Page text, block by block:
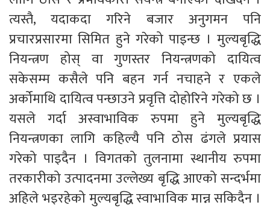
त्यस्तै, यदाकदा गरिने बजार अनुगमन पनि
प्रचारप्रसारमा सिमित हुने गरेको पाइन्छ । मुल्यबृद्धि
नियन्त्रण होस् वा गुणस्तर नियन्त्रणको दायित्व
सकेसम्म कसैले पनि बहन गर्न नचाहने र एकले
अर्कोमाथि दायित्व पन्छाउने प्रवृत्ति दोहोरिने गरेको छ ।
यसले गर्दा अस्वाभाविक रुपमा हुने मुल्यबृद्धि
नियन्त्रणका लागि कहिल्यै पनि ठोस ढंगले प्रयास
गरेको पाइदैन । विगतको तुलनामा स्थानीय रुपमा
तरकारीको उत्पादनमा उल्लेख्य बृद्धि आएको सन्दर्भमा
अहिले भइरहेको मुल्यबृद्धि स्वाभाविक मान्न सकिदैन ।